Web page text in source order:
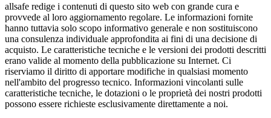
allsafe redige i contenuti di questo sito web con grande cura e
provvede al loro aggiornamento regolare. Le informazioni fornite
hanno tuttavia solo scopo informativo generale e non sostituiscono
una consulenza individuale approfondita ai fini di una decisione di
acquisto. Le caratteristiche tecniche e le versioni dei prodotti descritti
erano valide al momento della pubblicazione su Internet. Ci
riserviamo il diritto di apportare modifiche in qualsiasi momento
nell'ambito del progresso tecnico. Informazioni vincolanti sulle
caratteristiche tecniche, le dotazioni o le proprietà dei nostri prodotti
possono essere richieste esclusivamente direttamente a noi.